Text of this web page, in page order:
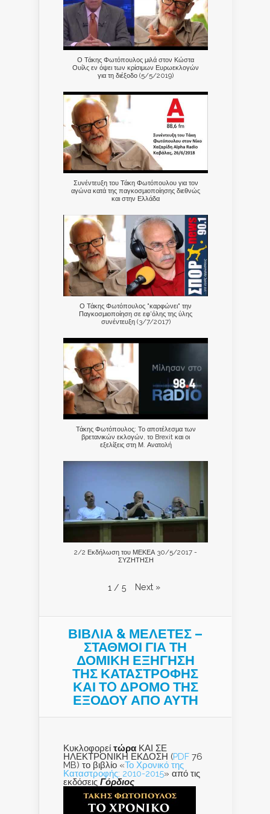
Ο Τάκης Φωτόπουλος μιλά στον Κώστα
Ουίλς εν όψει των κρίσιμων Ευρωεκλογών
για τη διέξοδο (5/5/2019)
Συνέντευξη του Τάκη Φωτόπουλου για τον
αγώνα κατά της παγκοσμιοποίησης διεθνώς
και στην Ελλάδα
Ο Τάκης Φωτόπουλος "καρφώνει" την
Παγκοσμιοποίηση σε εφ'όλης της ύλης
συνέντευξη (3/7/2017)
Τάκης Φωτόπουλος: Το αποτέλεσμα των
βρετανικών εκλογών, το Brexit και οι
εξελίξεις στη Μ. Ανατολή
2/2 Εκδήλωση του ΜΕΚΕΑ 30/5/2017 -
ΣΥΖΗΤΗΣΗ
1 / 5 Next »
ΒΙΒΛΙΑ & ΜΕΛΕΤΕΣ –
ΣΤΑΘΜΟΙ ΓΙΑ ΤΗ
ΔΟΜΙΚΗ ΕΞΗΓΗΣΗ
ΤΗΣ ΚΑΤΑΣΤΡΟΦΗΣ
ΚΑΙ ΤO ΔΡΟΜΟ ΤΗΣ
ΕΞΟΔΟΥ ΑΠΟ ΑΥΤΗ
Κυκλοφορεί τώρα ΚΑΙ ΣΕ
ΗΛΕΚΤΡΟΝΙΚΗ ΕΚΔΟΣΗ (PDF 76
MB) το βιβλίο «Το Χρονικό της
Καταστροφής: 2010-2015» από τις
εκδόσεις Γόρδιος